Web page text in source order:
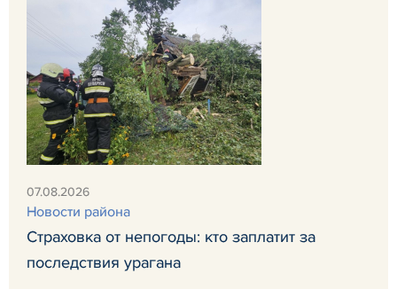
07.08.2026
Новости района
Страховка от непогоды: кто заплатит за
последствия урагана